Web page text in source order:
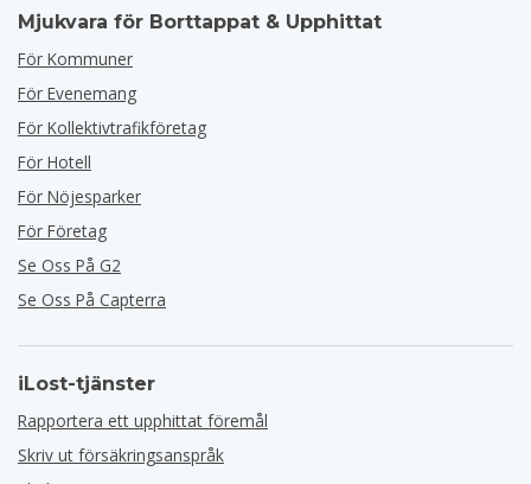
Mjukvara för Borttappat & Upphittat
För Kommuner
För Evenemang
För Kollektivtrafikföretag
För Hotell
För Nöjesparker
För Företag
Se Oss På G2
Se Oss På Capterra
iLost-tjänster
Rapportera ett upphittat föremål
Skriv ut försäkringsanspråk